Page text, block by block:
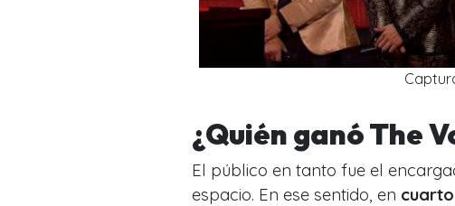
¿Quién ganó The
El público en tanto fue el
espacio. En ese sentido, en